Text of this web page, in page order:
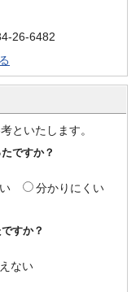
26-6482
といたします。
ですか？
分かりにくい
すか？
ない